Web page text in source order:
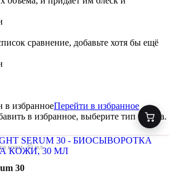
сравнение, добавьте хотя бы ещё
в избранноеПерейти в избранное
в избранное, выберите тип товара.
кожи, 30 мл
30